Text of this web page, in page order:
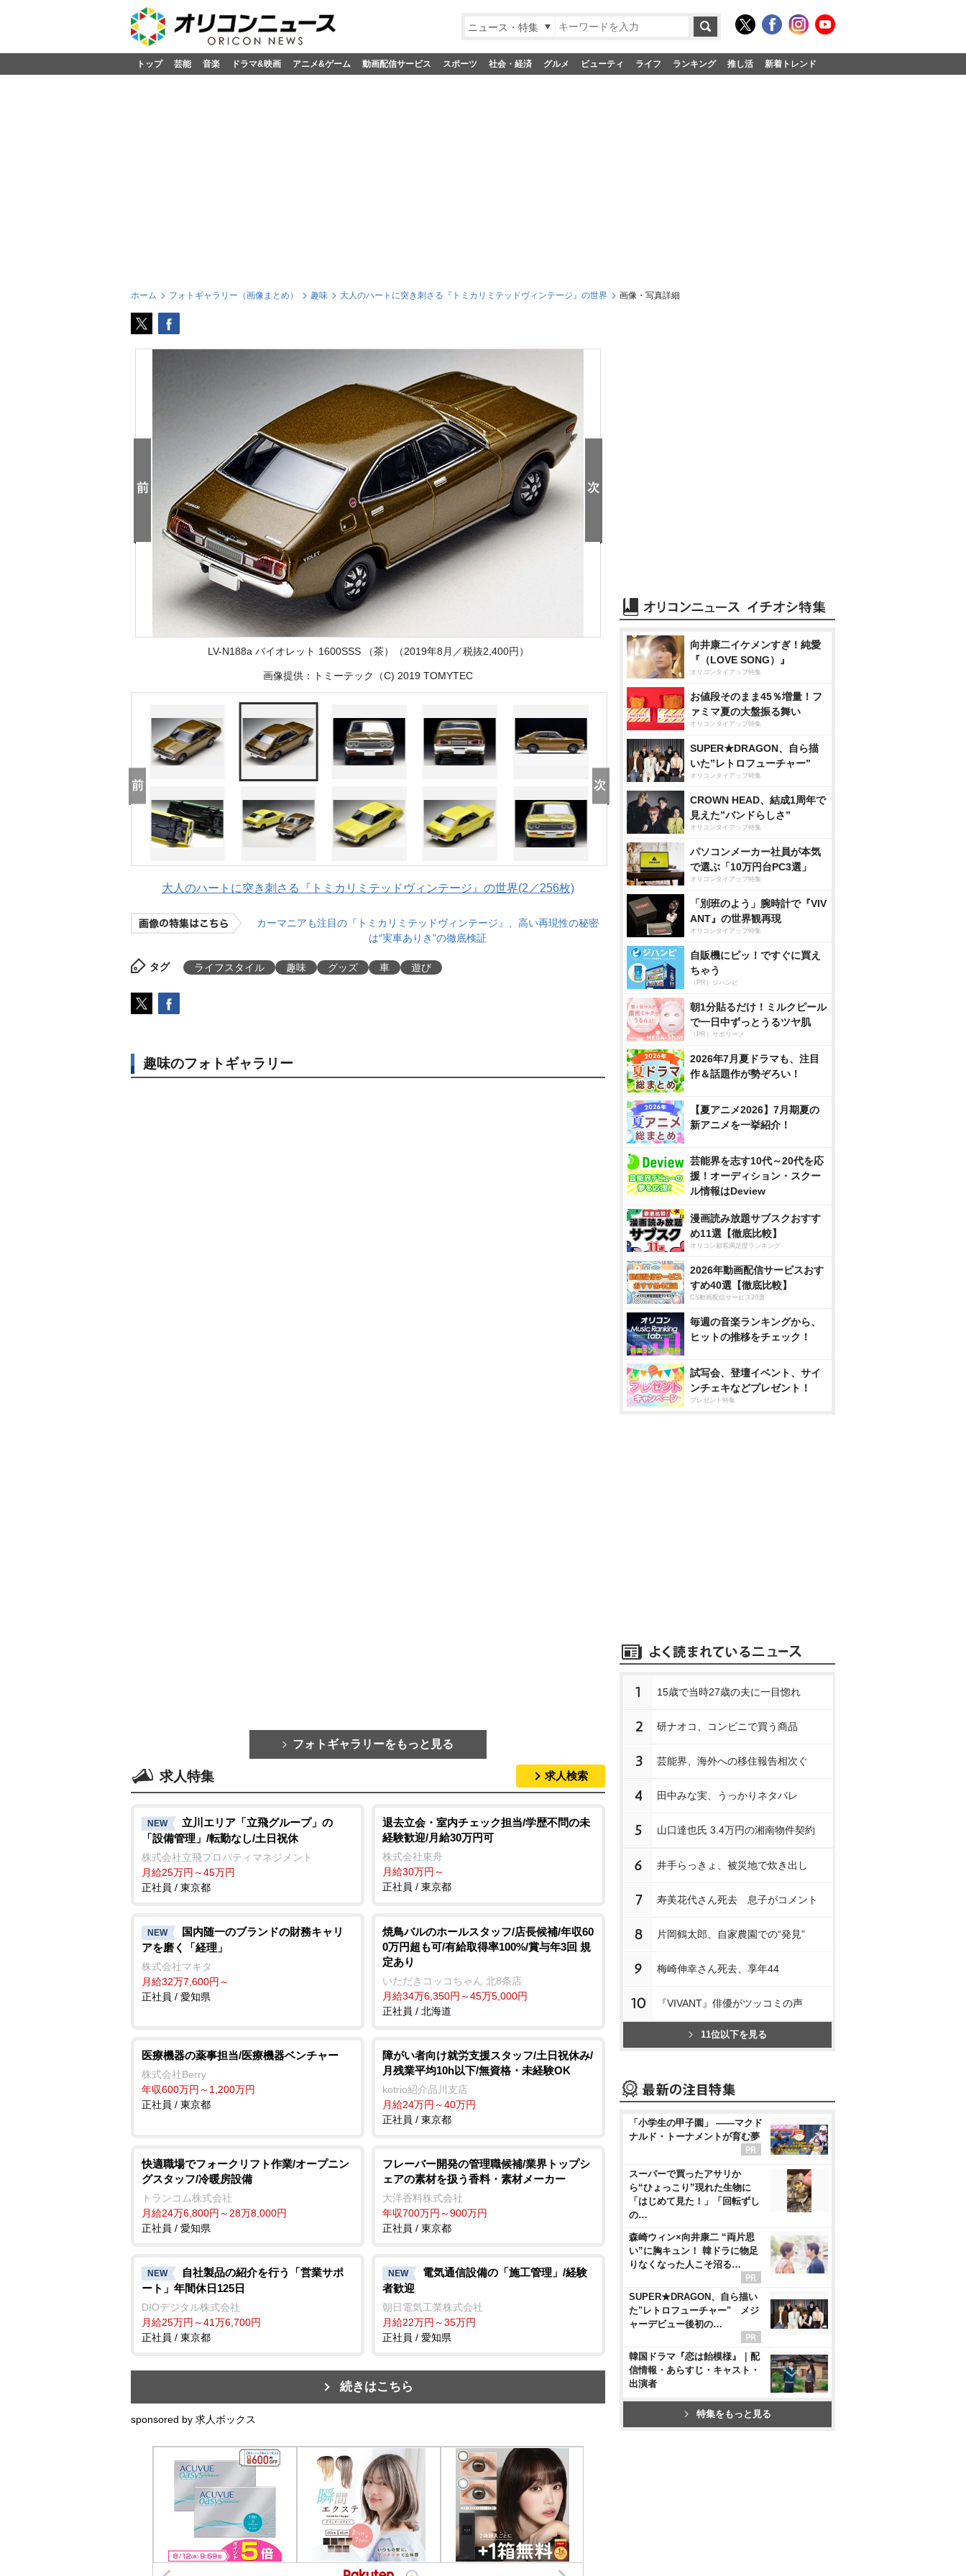
ニュース・特集
トップ 芸能 音楽 ドラマ&映画 アニメ&ゲーム 動画配信サービス スポーツ 社会・経済 グルメ ビューティ ライフ ランキング 推し活 新着トレンド
ホーム フォトギャラリー（画像まとめ） 趣味 大人のハートに突き刺さる『トミカリミテッドヴィンテージ』の世界 画像・写真詳細
LV-N188a バイオレット 1600SSS （茶）（2019年8月／税抜2,400円）
画像提供：トミーテック（C) 2019 TOMYTEC
大人のハートに突き刺さる『トミカリミテッドヴィンテージ』の世界(2／256枚)
カーマニアも注目の『トミカリミテッドヴィンテージ』、高い再現性の秘密
は“実車ありき”の徹底検証
タグ ライフスタイル 趣味 グッズ 車 遊び
趣味のフォトギャラリー
フォトギャラリーをもっと見る
求人特集 求人検索
NEW
立川エリア「立飛グループ」の
「設備管理」/転勤なし/土日祝休
株式会社立飛プロパティマネジメント
月給25万円～45万円
正社員 / 東京都
退去立会・室内チェック担当/学歴不問の未
経験歓迎/月給30万円可
株式会社東舟
月給30万円～
正社員 / 東京都
NEW
国内随一のブランドの財務キャリ
アを磨く「経理」
株式会社マキタ
月給32万7,600円～
正社員 / 愛知県
焼鳥バルのホールスタッフ/店長候補/年収60
0万円超も可/有給取得率100%/賞与年3回 規
定あり
いただきコッコちゃん 北8条店
月給34万6,350円～45万5,000円
正社員 / 北海道
医療機器の薬事担当/医療機器ベンチャー
株式会社Berry
年収600万円～1,200万円
正社員 / 東京都
障がい者向け就労支援スタッフ/土日祝休み/
月残業平均10h以下/無資格・未経験OK
kotrio紹介品川支店
月給24万円～40万円
正社員 / 東京都
快適職場でフォークリフト作業/オープニン
グスタッフ/冷暖房設備
トランコム株式会社
月給24万6,800円～28万8,000円
正社員 / 愛知県
フレーバー開発の管理職候補/業界トップシ
ェアの素材を扱う香料・素材メーカー
大洋香料株式会社
年収700万円～900万円
正社員 / 東京都
NEW
自社製品の紹介を行う「営業サポ
ート」年間休日125日
DIOデジタル株式会社
月給25万円～41万6,700円
正社員 / 東京都
NEW
電気通信設備の「施工管理」/経験
者歓迎
朝日電気工業株式会社
月給22万円～35万円
正社員 / 愛知県
続きはこちら
sponsored by 求人ボックス
向井康二イケメンすぎ！純愛
『（LOVE SONG）』
オリコンタイアップ特集
お値段そのまま45％増量！フ
ァミマ夏の大盤振る舞い
オリコンタイアップ特集
SUPER★DRAGON、自ら描
いた”レトロフューチャー”
オリコンタイアップ特集
CROWN HEAD、結成1周年で
見えた”バンドらしさ”
オリコンタイアップ特集
パソコンメーカー社員が本気
で選ぶ「10万円台PC3選」
オリコンタイアップ特集
「別班のよう」腕時計で『VIV
ANT』の世界観再現
オリコンタイアップ特集
自販機にピッ！ですぐに買え
ちゃう
（PR）ジハンピ
朝1分貼るだけ！ミルクピール
で一日中ずっとうるツヤ肌
（PR）サボリーノ
2026年7月夏ドラマも、注目
作＆話題作が勢ぞろい！
【夏アニメ2026】7月期夏の
新アニメを一挙紹介！
芸能界を志す10代～20代を応
援！オーディション・スクー
ル情報はDeview
漫画読み放題サブスクおすす
め11選【徹底比較】
オリコン顧客満足度ランキング
2026年動画配信サービスおす
すめ40選【徹底比較】
CS動画配信サービス20選
毎週の音楽ランキングから、
ヒットの推移をチェック！
試写会、登壇イベント、サイ
ンチェキなどプレゼント！
プレゼント特集
1 15歳で当時27歳の夫に一目惚れ
2 研ナオコ、コンビニで買う商品
3 芸能界、海外への移住報告相次ぐ
4 田中みな実、うっかりネタバレ
5 山口達也氏 3.4万円の湘南物件契約
6 井手らっきょ、被災地で炊き出し
7 寿美花代さん死去 息子がコメント
8 片岡鶴太郎、自家農園での“発見”
9 梅崎伸幸さん死去、享年44
10 『VIVANT』俳優がツッコミの声
11位以下を見る
「小学生の甲子園」 ――マクド
ナルド・トーナメントが育む夢
スーパーで買ったアサリか
ら“ひょっこり”現れた生物に
「はじめて見た！」「回転ずし
の…
森崎ウィン×向井康二 “両片思
い”に胸キュン！ 韓ドラに物足
りなくなった人こそ沼る…
SUPER★DRAGON、自ら描い
た"レトロフューチャー" メジ
ャーデビュー後初の…
韓国ドラマ『恋は飴模様』｜配
信情報・あらすじ・キャスト・
出演者
特集をもっと見る